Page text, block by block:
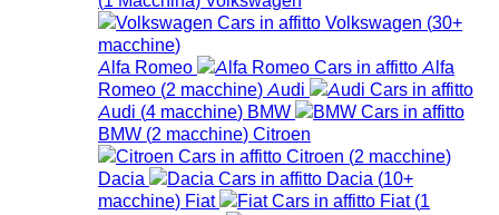
Volkswagen (30+
macchine)
Alfa Romeo
Alfa
Romeo (2 macchine) Audi
Audi (4 macchine) BMW
BMW (2 macchine) Citroen
Citroen (2 macchine)
Dacia
Dacia (10+
macchine) Fiat Fiat (1